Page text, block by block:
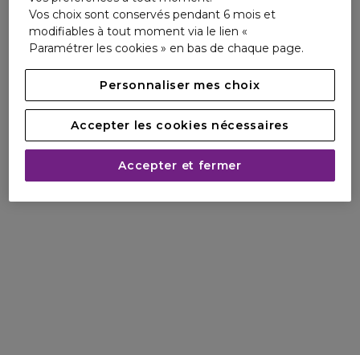
Pleasures. Pour la première fois, un parfum s'ouvre comme
une fleur au soleil, dévoilant sa senteur petit à petit '.
Feuilles de violette
Accents verts
Vos choix sont conservés pendant 6 mois et
modifiables à tout moment via le lien «
Paramétrer les cookies » en bas de chaque page.
Personnaliser mes choix
Accepter les cookies nécessaires
Accepter et fermer